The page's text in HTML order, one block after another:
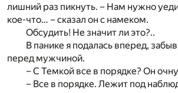
лишний раз пикнуть. – Нам нужно
кое-что… – сказал он с намеком.
Обсудить! Не значит ли это?..
В панике я подалась вперед,
перед мужчиной.
– С Темкой все в порядке? Он
– Все в порядке. Лежит под